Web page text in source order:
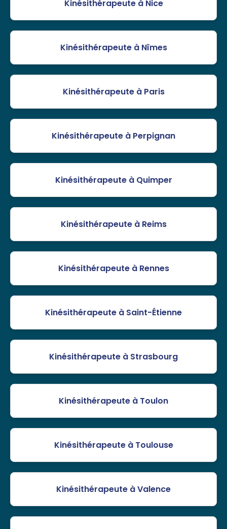
Kinésithérapeute à Nice
Kinésithérapeute à Nîmes
Kinésithérapeute à Paris
Kinésithérapeute à Perpignan
Kinésithérapeute à Quimper
Kinésithérapeute à Reims
Kinésithérapeute à Rennes
Kinésithérapeute à Saint-Étienne
Kinésithérapeute à Strasbourg
Kinésithérapeute à Toulon
Kinésithérapeute à Toulouse
Kinésithérapeute à Valence